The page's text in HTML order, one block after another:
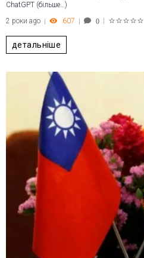
ChatGPT (більше…)
2 роки ago
607 0
детальніше